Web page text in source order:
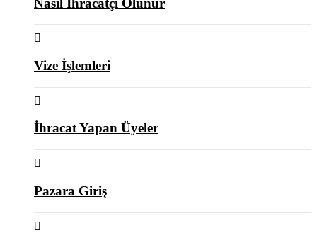
Vize İşlemleri
İhracat Yapan Üyeler
Pazara Giriş